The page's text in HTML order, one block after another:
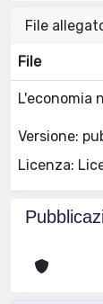
File
File
L'economia
Versione:
Licenza: